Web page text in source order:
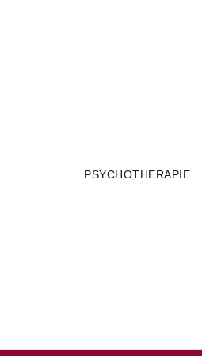
PSYCHOTHERAPIE